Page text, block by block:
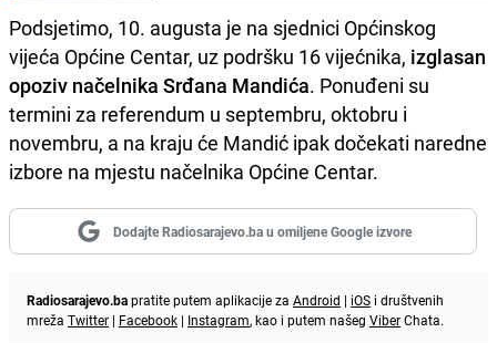
Podsjetimo, 10. augusta je na sjednici Općinskog
vijeća Općine Centar, uz podršku 16 vijećnika, izglasan
opoziv načelnika Srđana Mandića. Ponuđeni su
termini za referendum u septembru, oktobru i
novembru, a na kraju će Mandić ipak dočekati naredne
izbore na mjestu načelnika Općine Centar.
Dodajte Radiosarajevo.ba u omiljene Google izvore
Radiosarajevo.bapratite putem aplikacije za Android | iOS i društvenih
mreža Twitter | Facebook | Instagram, kao i putem našeg ViberChata.